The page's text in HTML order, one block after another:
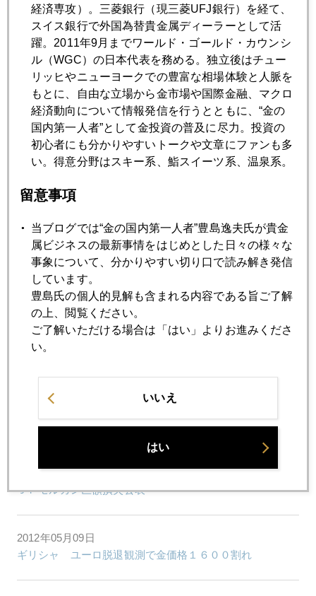
2012年05月23日
ギリシャ前首相爆弾発言で金急落
2012年05月22日
先週の金市場異変はなぜ起こったか
2012年05月21日
金メジャーが殺到する「金環」
ギリシャの呪縛を脱して金急反発
2012年05月17日
ギリシャで売られ、米国FOMCで買われ
2012年05月16日
2012年05月15日
投機筋を勢いづかせたJPモルガン
2012年05月11日
ＪＰモルガン巨額損失公表
2012年05月09日
ギリシャ ユーロ脱退観測で金価格１６００割れ
経済専攻）。三菱銀行（現三菱UFJ銀行）を経て、
スイス銀行で外国為替貴金属ディーラーとして活
躍。2011年9月までワールド・ゴールド・カウンシ
ル（WGC）の日本代表を務める。独立後はチュー
リッヒやニューヨークでの豊富な相場体験と人脈を
もとに、自由な立場から金市場や国際金融、マクロ
経済動向について情報発信を行うとともに、“金の
国内第一人者”として金投資の普及に尽力。投資の
初心者にも分かりやすいトークや文章にファンも多
い。得意分野はスキー系、鮨スイーツ系、温泉系。
留意事項
当ブログでは“金の国内第一人者”豊島逸夫氏が貴金
属ビジネスの最新事情をはじめとした日々の様々な
事象について、分かりやすい切り口で読み解き発信
しています。
豊島氏の個人的見解も含まれる内容である旨ご了解
の上、閲覧ください。
ご了解いただける場合は「はい」よりお進みくださ
い。
いいえ
はい